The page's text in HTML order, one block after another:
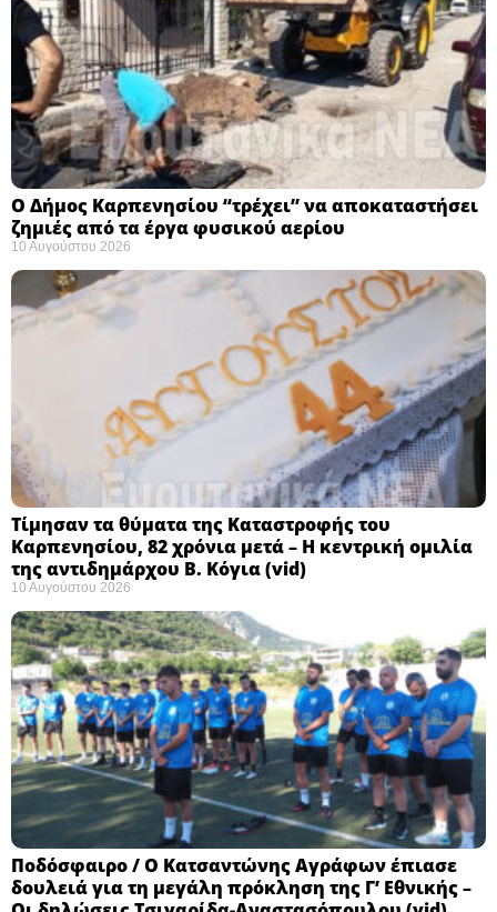
Ο Δήμος Καρπενησίου “τρέχει” να αποκαταστήσει
ζημιές από τα έργα φυσικού αερίου
10 Αυγούστου 2026
Τίμησαν τα θύματα της Καταστροφής του
Καρπενησίου, 82 χρόνια μετά – Η κεντρική ομιλία
της αντιδημάρχου Β. Κόγια (vid)
10 Αυγούστου 2026
Ποδόσφαιρο / Ο Κατσαντώνης Αγράφων έπιασε
δουλειά για τη μεγάλη πρόκληση της Γ’ Εθνικής –